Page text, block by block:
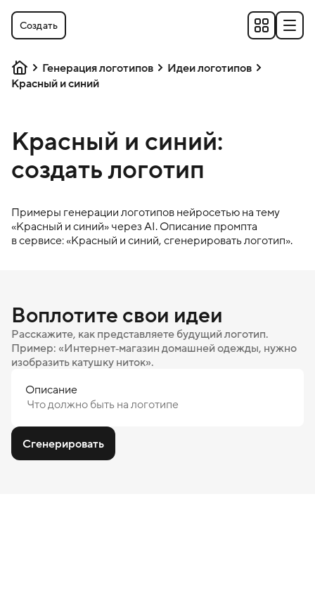
Создать
Генерация логотипов
Идеи логотипов
Красный и синий
Красный и синий:
создать логотип
Примеры генерации логотипов нейросетью на тему
«Красный и синий» через AI. Описание промпта
в сервисе: «Красный и синий, сгенерировать логотип».
Воплотите свои идеи
Расскажите, как представляете будущий логотип.
Пример: «Интернет‑магазин домашней одежды, нужно
изобразить катушку ниток».
Описание
Сгенерировать